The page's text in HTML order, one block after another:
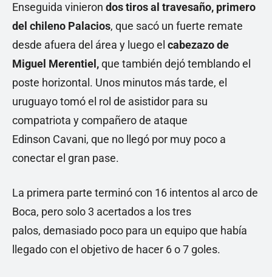
Enseguida vinieron dos tiros al travesaño, primero
del chileno Palacios, que sacó un fuerte remate
desde afuera del área y luego el cabezazo de
Miguel Merentiel,que también dejó temblando el
poste horizontal. Unos minutos más tarde, el
uruguayo tomó el rol de asistidor para su
compatriota y compañero de ataque
Edinson Cavani, que no llegó por muy poco a
conectar el gran pase.
La primera parte terminó con 16 intentos al arco de
Boca, pero solo 3 acertados a los tres
palos, demasiado poco para un equipo que había
llegado con el objetivo de hacer 6 o 7 goles.